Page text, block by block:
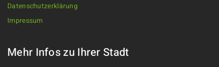
Datenschutzerklärung
Impressum
Mehr Infos zu Ihrer Stadt